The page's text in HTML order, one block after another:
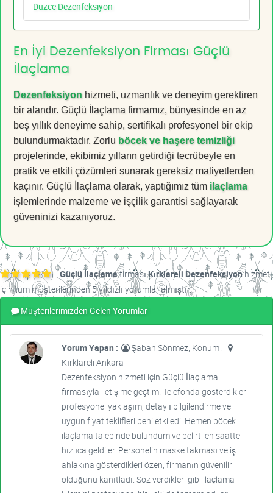
Düzce Dezenfeksiyon
En İyi Dezenfeksiyon Firması Güçlü
İlaçlama
Dezenfeksiyon hizmeti, uzmanlık ve deneyim gerektiren
bir alandır. Güçlü İlaçlama firmamız, bünyesinde en az
beş yıllık deneyime sahip, sertifikalı profesyonel bir ekip
bulundurmaktadır. Zorlu böcek ve haşere temizliği
projelerinde, ekibimiz yılların getirdiği tecrübeyle en
pratik ve etkili çözümleri sunarak gereksiz maliyetlerden
kaçınır. Güçlü İlaçlama olarak, yaptığımız tüm ilaçlama
işlemlerinde malzeme ve işçilik garantisi sağlayarak
güveninizi kazanıyoruz.
Güçlü İlaçlamafirmasıKırklareli Dezenfeksiyonhizmeti
için tüm müşterilerinden 5 yıldızlı yorumlar almıştır.
Müşterilerimizden Gelen Yorumlar
Yorum Yapan :
Şaban Sönmez, Konum :
Kırklareli Ankara
Dezenfeksiyon hizmeti için Güçlü İlaçlama
firmasıyla iletişime geçtim. Telefonda gösterdikleri
profesyonel yaklaşım, detaylı bilgilendirme ve
uygun fiyat teklifleri beni etkiledi. Hemen böcek
ilaçlama talebinde bulundum ve belirtilen saatte
hızlıca geldiler. Personelin maske takması ve iş
ahlakına gösterdikleri özen, firmanın güvenilir
olduğunu kanıtladı. Söz verdikleri gibi ilaçlama